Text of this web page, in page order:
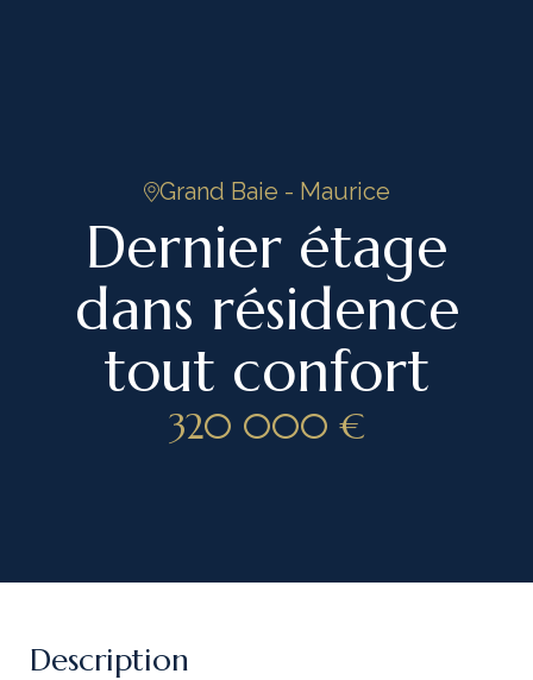
Grand Baie - Maurice
Dernier étage
dans résidence
tout confort
320 000 €
Description